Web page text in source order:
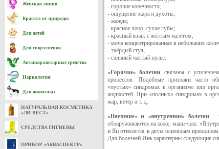
Женская линия
Красота от природы
Для детей
Для спортсменов
Антипаразитарные средства
Наркология
Для животных
НАТУРАЛЬНАЯ КОСМЕТИКА
«ЛИ ВЕСТ»
СРЕДСТВА ГИГИЕНЫ
ПРИБОР «АКВАСПЕКТР»
- горячие конечности;
- ощущение жара и духоты;
- жажда;
- красное лицо, сухие губы;
- красный язык с жёлтым налётом;
- моча концентрированная в небольших
- твёрдый стул;
- сильный частый пульс.
«Горячие» болезни связаны с
процессов. Подобные признаки часто
«пустых» синдромах в организме или
жидкостей. При «полных» синдромах в
жар, ветер и т. д.
«Внешние» и «внутренние» болезни -
обнаруживаются на коже, мыш¬цах.
и Ян относятся к двум основным
Для болезней Инь характерны следующие